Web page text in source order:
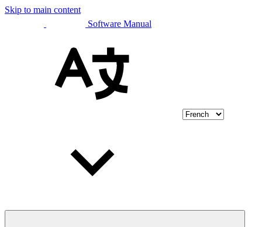
Skip to main content
Software Manual